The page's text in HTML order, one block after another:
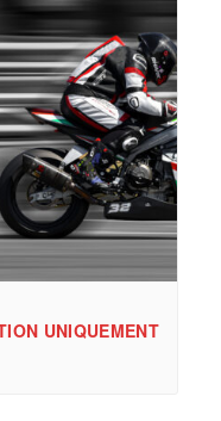
UNIQUEMENT